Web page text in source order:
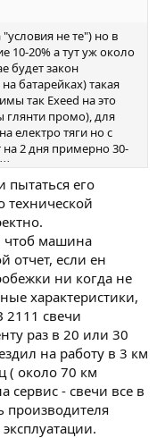
Kodiaq
своих размеров
я вкатывал ее в 6,9 это
на круизе со
300 км
от заправки до
но например ближе к
старайся 680-720
так вообще из
на дальняк
хоть какую то
там дорога хорошая.
км выкатиться не
не те") но в
20% а тут уж около
будет закон
батарейках) такая
так Exeed на это
глянти промо), для
електро тяги но с
2 дня примерно 30-
но ладно, если еще и
,на экспрес
350р. Но это на
пытаться его
технической
чтоб машина
отчет, если ен
ни когда не
характеристики,
2111 свечи
раз в 20 или 30
на работу в 3 км
( около 70 км
сервис - свечи все в
производителя